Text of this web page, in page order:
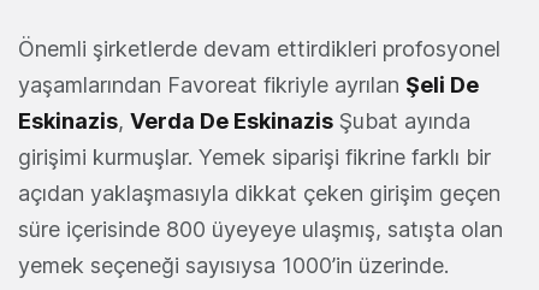
Önemli şirketlerde devam ettirdikleri profosyonel
yaşamlarından Favoreat fikriyle ayrılan Şeli De
Eskinazis, Verda De Eskinazis Şubat ayında
girişimi kurmuşlar. Yemek siparişi fikrine farklı bir
açıdan yaklaşmasıyla dikkat çeken girişim geçen
süre içerisinde 800 üyeyeye ulaşmış, satışta olan
yemek seçeneği sayısıysa 1000’in üzerinde.